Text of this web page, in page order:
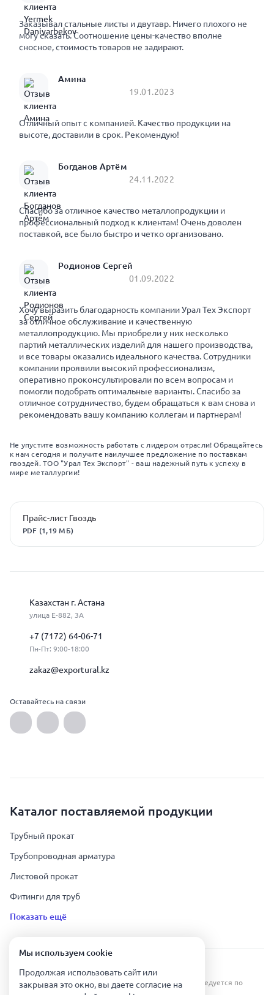
Заказывал стальные листы и двутавр. Ничего плохого не
могу сказать. Соотношение цены-качество вполне
сносное, стоимость товаров не задирают.
Амина
19.01.2023
Отличный опыт с компанией. Качество продукции на
высоте, доставили в срок. Рекомендую!
Богданов Артём
24.11.2022
Спасибо за отличное качество металлопродукции и
профессиональный подход к клиентам! Очень доволен
поставкой, все было быстро и четко организовано.
Родионов Сергей
01.09.2022
Хочу выразить благодарность компании Урал Тех Экспорт
за отличное обслуживание и качественную
металлопродукцию. Мы приобрели у них несколько
партий металлических изделий для нашего производства,
и все товары оказались идеального качества. Сотрудники
компании проявили высокий профессионализм,
оперативно проконсультировали по всем вопросам и
помогли подобрать оптимальные варианты. Спасибо за
отличное сотрудничество, будем обращаться к вам снова и
рекомендовать вашу компанию коллегам и партнерам!
Не упустите возможность работать с лидером отрасли! Обращайтесь
к нам сегодня и получите наилучшее предложение по поставкам
гвоздей. ТОО "Урал Тех Экспорт" - ваш надежный путь к успеху в
мире металлургии!
Прайс-лист Гвоздь
PDF (1,19 МБ)
Казахстан г. Астана
улица Е-882, 3А
+7 (7172) 64-06-71
Пн-Пт: 9:00-18:00
zakaz@exportural.kz
Оставайтесь на связи
Каталог поставляемой продукции
Трубный прокат
Трубопроводная арматура
Листовой прокат
Фитинги для труб
Показать ещё
Урал Тех Экспорт — Казахстан © 2019-
Все права защищены. Копирование информации преследуется по
Мы используем сookie
Продолжая использовать сайт или
закрывая это окно, вы даете согласие на